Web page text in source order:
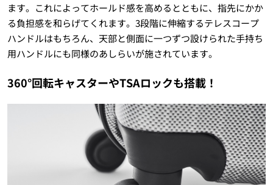
ます。これによってホールド感を高めるとともに、指先にかか
る負担感を和らげてくれます。3段階に伸縮するテレスコープ
ハンドルはもちろん、天部と側面に一つずつ設けられた手持ち
用ハンドルにも同様のあしらいが施されています。
360°回転キャスターやTSAロックも搭載！